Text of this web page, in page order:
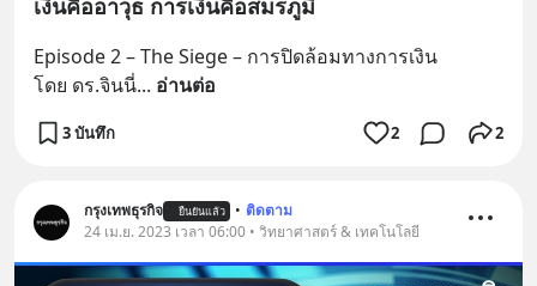
เงินคืออาวุธ การเงินคือสมรภูมิ
Episode 2 – The Siege – การปิดล้อมทางการเงิน
โดย ดร.จินนี่... อ่านต่อ
3 บันทึก 2 2
กรุงเทพธุรกิจ ยืนยันแล้ว • ติดตาม
24 เม.ย. 2023 เวลา 06:00 • วิทยาศาสตร์ & เทคโนโลยี